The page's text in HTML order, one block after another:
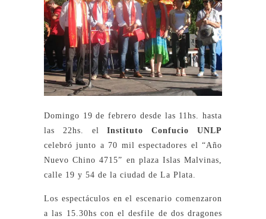
Domingo 19 de febrero desde las 11hs. hasta
las 22hs. elInstituto Confucio UNLP
celebró junto a 70 mil espectadores el “Año
Nuevo Chino 4715” en plaza Islas Malvinas,
calle 19 y 54 de la ciudad de La Plata.
Los espectáculos en el escenario comenzaron
a las 15.30hs con el desfile de dos dragones